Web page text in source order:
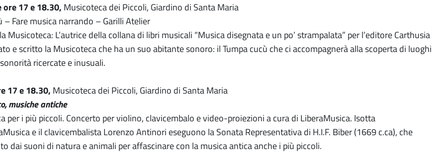
17 e 18.30, Musicoteca dei Piccoli, Giardino di Santa Maria
– Fare musica narrando – Garilli Atelier
Musicoteca: L’autrice della collana di libri musicali “Musica disegnata e un po’ strampalata” per l’editore Carthusia
e scritto la Musicoteca che ha un suo abitante sonoro: il Tumpa cucù che ci accompagnerà alla scoperta di luoghi
ricercate e inusuali.
17 e 18.30, Musicoteca dei Piccoli, Giardino di Santa Maria
musiche antiche
per i più piccoli. Concerto per violino, clavicembalo e video-proiezioni a cura di LiberaMusica. Isotta
e il clavicembalista Lorenzo Antinori eseguono la Sonata Representativa di H.I.F. Biber (1669 c.ca), che
dai suoni di natura e animali per affascinare con la musica antica anche i più piccoli.